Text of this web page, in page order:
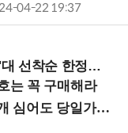
04-22 19:37
착순 한정판매!